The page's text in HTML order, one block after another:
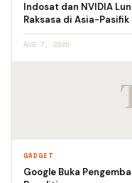
Indosat dan NVIDIA
Raksasa di Asia-Pasifik
AUG 7, 2026
GADGET
Google Buka